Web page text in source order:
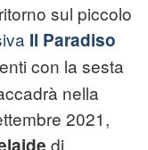
sul piccolo
Il Paradiso
con la sesta
nella
2021,
di